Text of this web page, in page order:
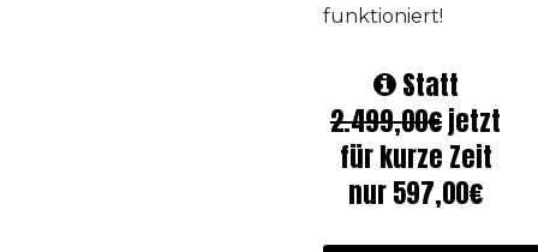
funktioniert!
Statt
2.499,00€jetzt
für kurze Zeit
nur 597,00€